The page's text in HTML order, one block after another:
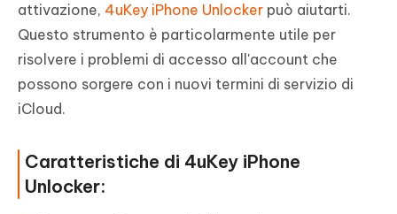
attivazione, 4uKey iPhone Unlocker può aiutarti.
Questo strumento è particolarmente utile per
risolvere i problemi di accesso all'account che
possono sorgere con i nuovi termini di servizio di
iCloud.
Caratteristiche di 4uKey iPhone
Unlocker: